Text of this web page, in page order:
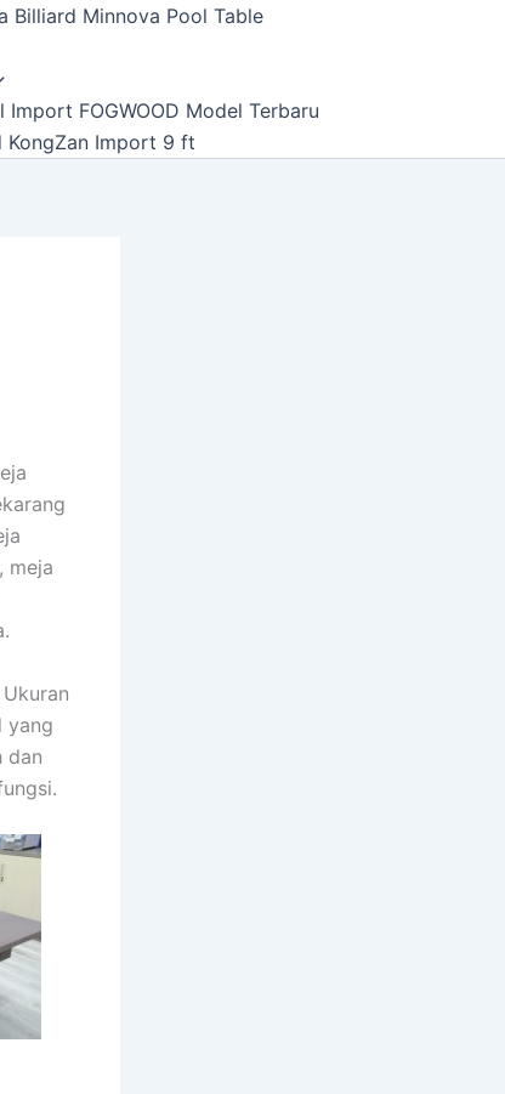
Billiard Minnova Pool Table
Import FOGWOOD Model Terbaru
KongZan Import 9 ft
meja
yang
dan